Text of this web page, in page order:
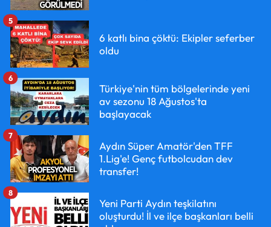
6 katlı bina çöktü: Ekipler seferber
oldu
5
Türkiye'nin tüm bölgelerinde yeni
av sezonu 18 Ağustos'ta
başlayacak
6
Aydın Süper Amatör'den TFF
1.Lig'e! Genç futbolcudan dev
transfer!
7
Yeni Parti Aydın teşkilatını
oluşturdu! İl ve ilçe başkanları belli
8